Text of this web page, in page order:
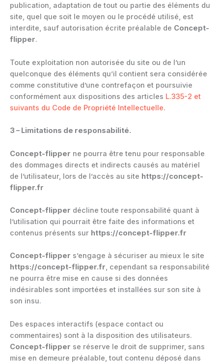
publication, adaptation de tout ou partie des éléments du
site, quel que soit le moyen ou le procédé utilisé, est
interdite, sauf autorisation écrite préalable de Concept-
flipper.
Toute exploitation non autorisée du site ou de l’un
quelconque des éléments qu’il contient sera considérée
comme constitutive d’une contrefaçon et poursuivie
conformément aux dispositions des articles L.335-2 et
suivants du Code de Propriété Intellectuelle.
3 – Limitations de responsabilité.
Concept-flipper ne pourra être tenu pour responsable
des dommages directs et indirects causés au matériel
de l’utilisateur, lors de l’accès au site https://concept-
flipper.fr
Concept-flipper décline toute responsabilité quant à
l’utilisation qui pourrait être faite des informations et
contenus présents sur https://concept-flipper.fr
Concept-flipper s’engage à sécuriser au mieux le site
https://concept-flipper.fr, cependant sa responsabilité
ne pourra être mise en cause si des données
indésirables sont importées et installées sur son site à
son insu.
Des espaces interactifs (espace contact ou
commentaires) sont à la disposition des utilisateurs.
Concept-flipper se réserve le droit de supprimer, sans
mise en demeure préalable, tout contenu déposé dans